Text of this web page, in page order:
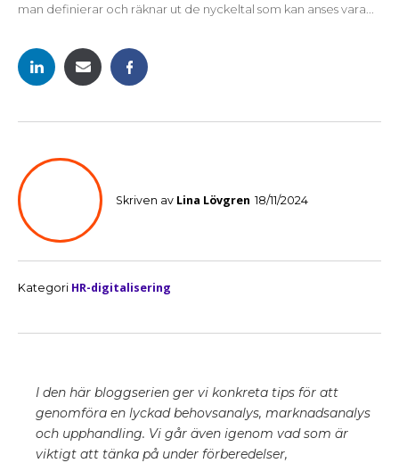
man definierar och räknar ut de nyckeltal som kan anses vara...
Skriven av Lina Lövgren 18/11/2024
Kategori HR-digitalisering
I den här bloggserien ger vi konkreta tips för att
genomföra en lyckad behovsanalys, marknadsanalys
och upphandling. Vi går även igenom vad som är
viktigt att tänka på under förberedelser,